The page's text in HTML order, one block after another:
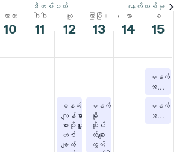
ဒီတစ်ပတ် နောက်တစ်ခု
တပတ်
လာလာ
10
ဂါဂါ
11
ဟူး
12
ကြာပြီ။
13
ေသာ
14
စ
15
သြဂုတ် ၁၂၊ ၂၀၂၆
မနက် ၁၀း၀၀
ကျန်းမာသော
စားဖိုမှူး
ဟင်း
ချက်
သြဂုတ် ၁၃၊ ၂၀၂၆
မနက် ၁၀း၀၀ 12:00 နာရီ
မို
ဘိုင်း
လ်စျေး
ကွက်
သြဂုတ်
မနက် ၉း
အခမဲ့ Zumba သင်တန်းများ
သြဂုတ်
မနက် ၁၀
အခမဲ့ ယ